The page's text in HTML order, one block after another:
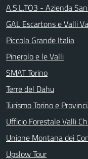
A.S.L.TO3 - Azienda
GAL Escartons e Valli
Piccola Grande Italia
Pinerolo e le Valli
SMAT Torino
Terre del Dahu
Turismo Torino e
Ufficio Forestale Valli
Unione Montana dei
Upslow Tour